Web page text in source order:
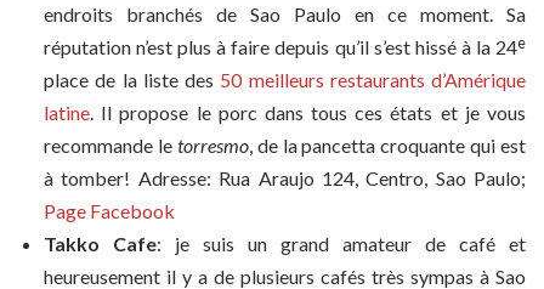
endroits branchés de Sao Paulo en ce moment. Sa
réputation n’est plus à faire depuis qu’il s’est hissé à la 24e
place de la liste des 50 meilleurs restaurants d’Amérique
latine . Il propose le porc dans tous ces états et je vous
recommande le torresmo, de la pancetta croquante qui est
à tomber! Adresse: Rua Araujo 124, Centro, Sao Paulo;
Page Facebook
Takko Cafe: je suis un grand amateur de café et
heureusement il y a de plusieurs cafés très sympas à Sao